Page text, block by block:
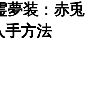
夢装：赤兎
手方法